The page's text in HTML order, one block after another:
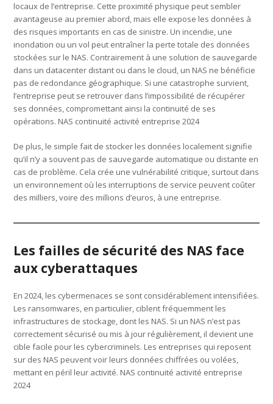
locaux de l’entreprise. Cette proximité physique peut sembler
avantageuse au premier abord, mais elle expose les données à
des risques importants en cas de sinistre. Un incendie, une
inondation ou un vol peut entraîner la perte totale des données
stockées sur le NAS. Contrairement à une solution de sauvegarde
dans un datacenter distant ou dans le cloud, un NAS ne bénéficie
pas de redondance géographique. Si une catastrophe survient,
l’entreprise peut se retrouver dans l’impossibilité de récupérer
ses données, compromettant ainsi la continuité de ses
opérations. NAS continuité activité entreprise 2024
De plus, le simple fait de stocker les données localement signifie
qu’il n’y a souvent pas de sauvegarde automatique ou distante en
cas de problème. Cela crée une vulnérabilité critique, surtout dans
un environnement où les interruptions de service peuvent coûter
des milliers, voire des millions d’euros, à une entreprise.
Les failles de sécurité des NAS face
aux cyberattaques
En 2024, les cybermenaces se sont considérablement intensifiées.
Les ransomwares, en particulier, ciblent fréquemment les
infrastructures de stockage, dont les NAS. Si un NAS n’est pas
correctement sécurisé ou mis à jour régulièrement, il devient une
cible facile pour les cybercriminels. Les entreprises qui reposent
sur des NAS peuvent voir leurs données chiffrées ou volées,
mettant en péril leur activité. NAS continuité activité entreprise
2024